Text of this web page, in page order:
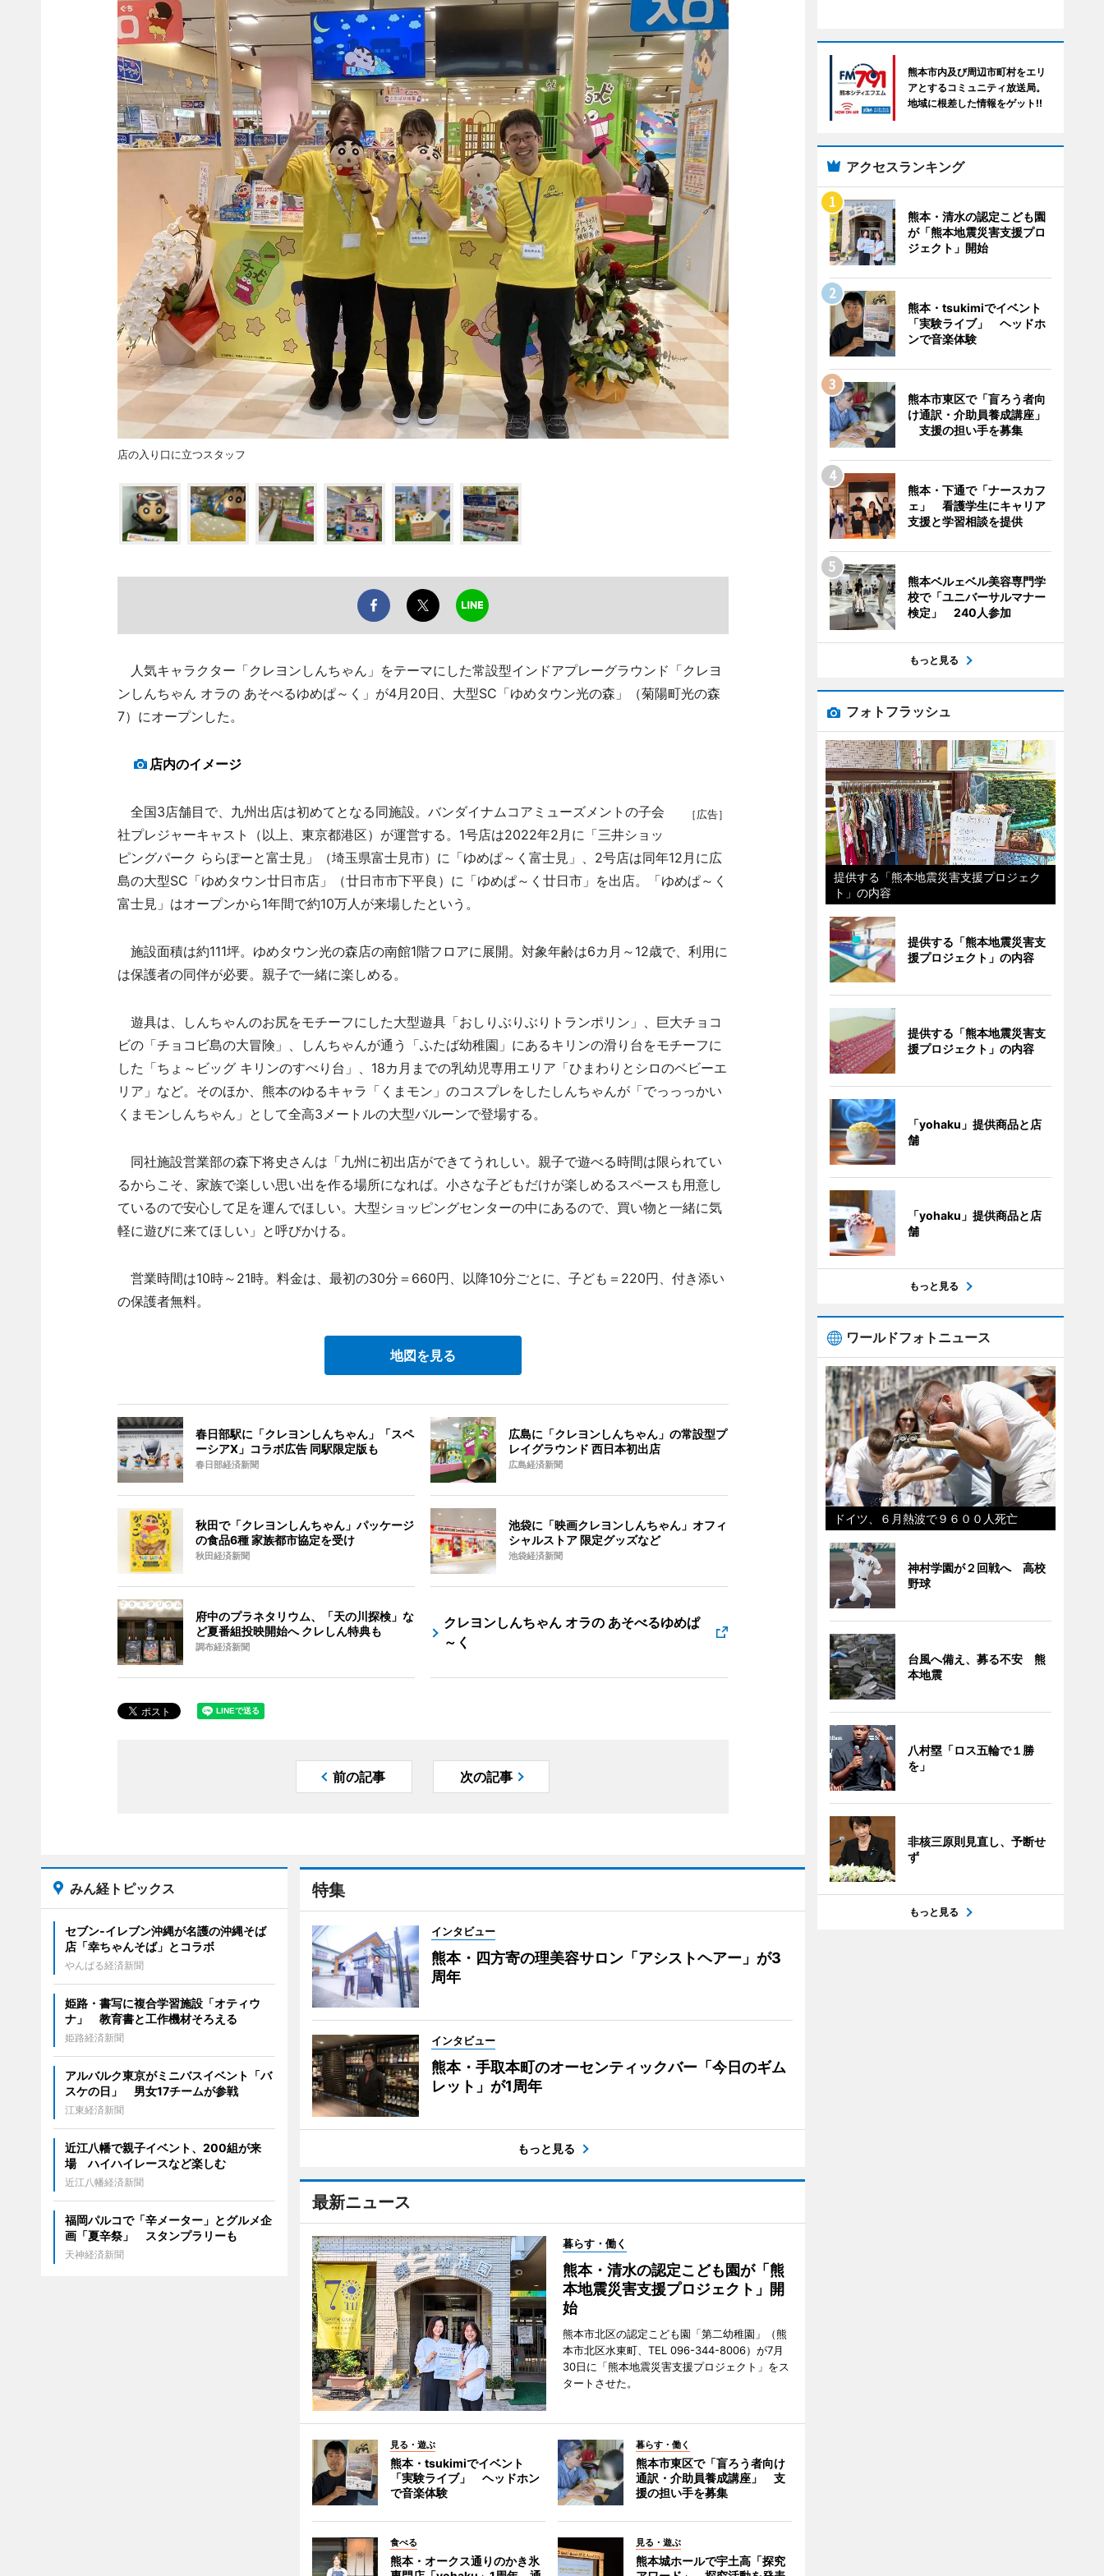
店の入り口に立つスタッフ
人気キャラクター「クレヨンしんちゃん」をテーマにした常設型インドアプレーグラウンド「クレヨ
ンしんちゃん オラの あそべるゆめぱ～く」が4月20日、大型SC「ゆめタウン光の森」（菊陽町光の森
7）にオープンした。
店内のイメージ
［広告］
全国3店舗目で、九州出店は初めてとなる同施設。バンダイナムコアミューズメントの子会
社プレジャーキャスト（以上、東京都港区）が運営する。1号店は2022年2月に「三井ショッ
ピングパーク ららぽーと富士見」（埼玉県富士見市）に「ゆめぱ～く富士見」、2号店は同年12月に広
島の大型SC「ゆめタウン廿日市店」（廿日市市下平良）に「ゆめぱ～く廿日市」を出店。「ゆめぱ～く
富士見」はオープンから1年間で約10万人が来場したという。
施設面積は約111坪。ゆめタウン光の森店の南館1階フロアに展開。対象年齢は6カ月～12歳で、利用に
は保護者の同伴が必要。親子で一緒に楽しめる。
遊具は、しんちゃんのお尻をモチーフにした大型遊具「おしりぶりぶりトランポリン」、巨大チョコ
ビの「チョコビ島の大冒険」、しんちゃんが通う「ふたば幼稚園」にあるキリンの滑り台をモチーフに
した「ちょ～ビッグ キリンのすべり台」、18カ月までの乳幼児専用エリア「ひまわりとシロのベビーエ
リア」など。そのほか、熊本のゆるキャラ「くまモン」のコスプレをしたしんちゃんが「でっっっかい
くまモンしんちゃん」として全高3メートルの大型バルーンで登場する。
同社施設営業部の森下将史さんは「九州に初出店ができてうれしい。親子で遊べる時間は限られてい
るからこそ、家族で楽しい思い出を作る場所になれば。小さな子どもだけが楽しめるスペースも用意し
ているので安心して足を運んでほしい。大型ショッピングセンターの中にあるので、買い物と一緒に気
軽に遊びに来てほしい」と呼びかける。
営業時間は10時～21時。料金は、最初の30分＝660円、以降10分ごとに、子ども＝220円、付き添い
の保護者無料。
地図を見る
春日部駅に「クレヨンしんちゃん」「スペ
ーシアX」コラボ広告 同駅限定版も
春日部経済新聞
広島に「クレヨンしんちゃん」の常設型プ
レイグラウンド 西日本初出店
広島経済新聞
秋田で「クレヨンしんちゃん」パッケージ
の食品6種 家族都市協定を受け
秋田経済新聞
池袋に「映画クレヨンしんちゃん」オフィ
シャルストア 限定グッズなど
池袋経済新聞
府中のプラネタリウム、「天の川探検」な
ど夏番組投映開始へ クレしん特典も
調布経済新聞
クレヨンしんちゃん オラの あそべるゆめぱ
～く
前の記事 次の記事
特集
インタビュー
熊本・四方寄の理美容サロン「アシストヘアー」が3
周年
インタビュー
熊本・手取本町のオーセンティックバー「今日のギム
レット」が1周年
もっと見る
最新ニュース
暮らす・働く
熊本・清水の認定こども園が「熊
本地震災害支援プロジェクト」開
始
熊本市北区の認定こども園「第二幼稚園」（熊
本市北区水東町、TEL 096-344-8006）が7月
30日に「熊本地震災害支援プロジェクト」をス
タートさせた。
見る・遊ぶ
熊本・tsukimiでイベント
「実験ライブ」 ヘッドホン
で音楽体験
暮らす・働く
熊本市東区で「盲ろう者向け
通訳・介助員養成講座」 支
援の担い手を募集
食べる
熊本・オークス通りのかき氷
見る・遊ぶ
熊本城ホールで宇土高「探究
みん経トピックス
セブン‐イレブン沖縄が名護の沖縄そば
店「幸ちゃんそば」とコラボ
やんばる経済新聞
姫路・書写に複合学習施設「オティウ
ナ」 教育書と工作機材そろえる
姫路経済新聞
アルバルク東京がミニバスイベント「バ
スケの日」 男女17チームが参戦
江東経済新聞
近江八幡で親子イベント、200組が来
場 ハイハイレースなど楽しむ
近江八幡経済新聞
福岡パルコで「辛メーター」とグルメ企
画「夏辛祭」 スタンプラリーも
天神経済新聞
熊本市内及び周辺市町村をエリ
アとするコミュニティ放送局。
地域に根差した情報をゲット!!
アクセスランキング
熊本・清水の認定こども園
が「熊本地震災害支援プロ
ジェクト」開始
熊本・tsukimiでイベント
「実験ライブ」 ヘッドホ
ンで音楽体験
熊本市東区で「盲ろう者向
け通訳・介助員養成講座」
支援の担い手を募集
熊本・下通で「ナースカフ
ェ」 看護学生にキャリア
支援と学習相談を提供
熊本ベルェベル美容専門学
校で「ユニバーサルマナー
検定」 240人参加
もっと見る
フォトフラッシュ
提供する「熊本地震災害支援プロジェク
ト」の内容
提供する「熊本地震災害支
援プロジェクト」の内容
提供する「熊本地震災害支
援プロジェクト」の内容
「yohaku」提供商品と店
舗
「yohaku」提供商品と店
舗
もっと見る
ワールドフォトニュース
ドイツ、６月熱波で９６００人死亡
神村学園が２回戦へ 高校
野球
台風へ備え、募る不安 熊
本地震
八村塁「ロス五輪で１勝
を」
非核三原則見直し、予断せ
ず
もっと見る